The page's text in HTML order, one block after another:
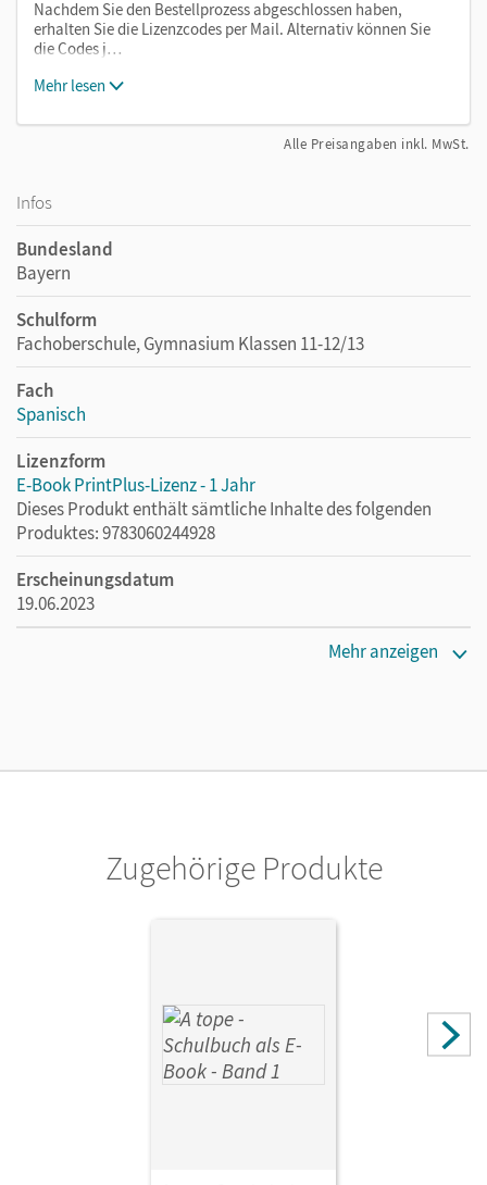
Nachdem Sie den Bestellprozess abgeschlossen haben,
erhalten Sie die Lizenzcodes per Mail. Alternativ können Sie
die Codes j…
Mehr lesen
Alle Preisangaben inkl. MwSt.
Infos
Bundesland
Bayern
Schulform
Fachoberschule, Gymnasium Klassen 11-12/13
Fach
Spanisch
Lizenzform
E-Book PrintPlus-Lizenz - 1 Jahr
Dieses Produkt enthält sämtliche Inhalte des folgenden
Produktes: 9783060244928
Erscheinungsdatum
19.06.2023
Mehr anzeigen
Zugehörige Produkte